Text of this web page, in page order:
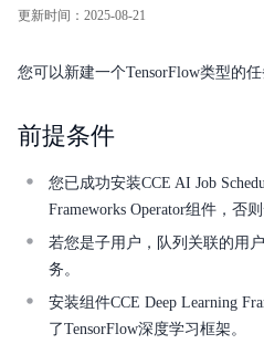
引
功能发布记录
开发指南
常用工具
更新时间 ： 2025-08-21
您可以新建一个TensorFlow类型的任
前提条件
您已成功安装CCE AI Job
Frameworks Operator组件，否
若您是子用户，队列关联的用
务。
安装组件CCE Deep Learning
了TensorFlow深度学习框架。